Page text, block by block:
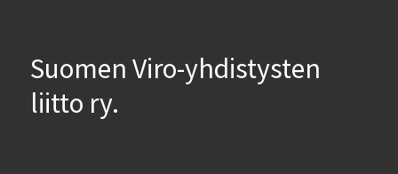
Suomen Viro-yhdistysten
liitto ry.